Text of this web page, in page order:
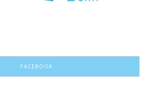
FACEBOOK